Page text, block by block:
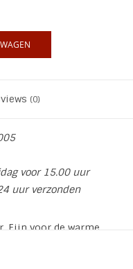
(0)
voor 15.00 uur
uur verzonden
Fijn voor de warme